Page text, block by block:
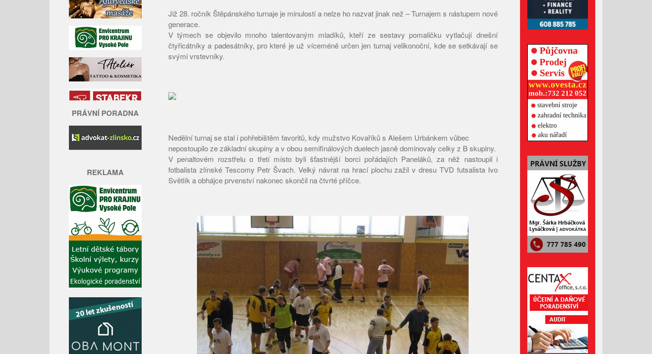
Leden 2026
Prosinec 2025
Říjen 2025
Září 2025
Srpen 2025
Červenec 2025
Červen 2025
Květen 2025
Duben 2025
Únor 2025
Leden 2025
Prosinec 2024
Listopad 2024
Říjen 2024
Září 2024
Srpen 2024
Červen 2024
Květen 2024
Duben 2024
Březen 2024
Únor 2024
Leden 2024
PRÁVNÍ PORADNA
REKLAMA
Již 28. ročník Štěpánského turnaje je minulostí a nelze ho nazvat jinak než – Turnajem s nástupem nové
generace.
V týmech se objevilo mnoho talentovaným mladíků, kteří ze sestavy pomaličku vytlačují dnešní
čtyřicátníky a padesátníky, pro které je už víceméně určen jen turnaj velikonoční, kde se setkávají se
svými vrstevníky.
Nedělní turnaj se stal i pohřebištěm favoritů, kdy mužstvo Kovaříků s Alešem Urbánkem vůbec
nepostoupilo ze základní skupiny a v obou semifinálových duelech jasně dominovaly celky z B skupiny.
V penaltovém rozstřelu o třetí místo byli šťastnější borci pořádajích Paneláků, za něž nastoupil i
fotbalista zlínské Tescomy Petr Švach. Velký návrat na hrací plochu zažil v dresu TVD futsalista Ivo
Světlík a obhájce prvenství nakonec skončil na čtvrté příčce.